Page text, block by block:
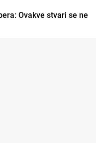
Ovakve stvari se ne